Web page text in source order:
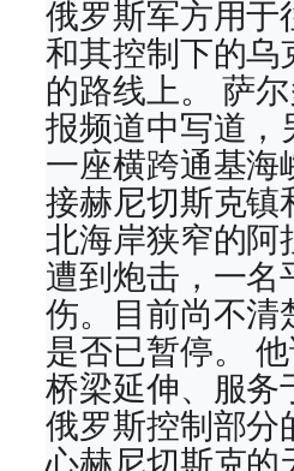
俄罗斯军方用于
和其控制下的乌
的路线上。 萨
报频道中写道，
一座横跨通基海
接赫尼切斯克镇
北海岸狭窄的阿
遭到炮击，一名
伤。目前尚不清
是否已暂停。
桥梁延伸、服务
俄罗斯控制部分
心赫尼切斯克的